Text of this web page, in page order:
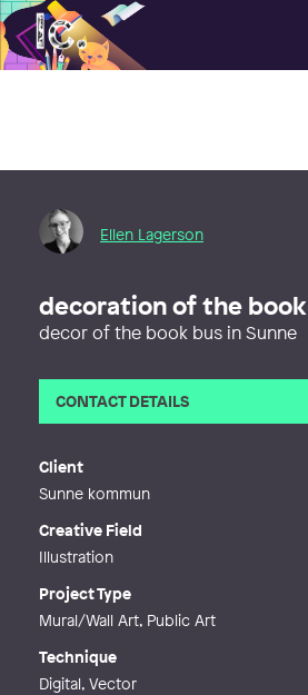
Illustratörcentrum
Ellen Lagerson
decoration of the
decor of the book bus in Sunne
CONTACT DETAILS
Client
Sunne kommun
Creative Field
Illustration
Project Type
Mural/Wall Art, Public Art
Technique
Digital, Vector